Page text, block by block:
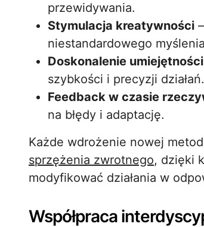
przewidywania.
Stymulacja kreatywności
niestandardowego
Doskonalenie umiejętności
szybkości i precyzji działań.
Feedback w czasie
na błędy i adaptację.
Każde wdrożenie nowej
sprzężenia zwrotnego, dzięki
modyfikować działania w
Współpraca